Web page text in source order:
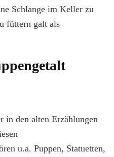
Schlange im Keller zu
füttern galt als
in den alten Erzählungen
u.a. Puppen, Statuetten,